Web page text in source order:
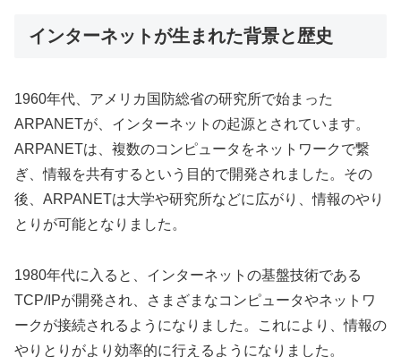
インターネットが生まれた背景と歴史
1960年代、アメリカ国防総省の研究所で始まった
ARPANETが、インターネットの起源とされています。
ARPANETは、複数のコンピュータをネットワークで繋
ぎ、情報を共有するという目的で開発されました。その
後、ARPANETは大学や研究所などに広がり、情報のやり
とりが可能となりました。
1980年代に入ると、インターネットの基盤技術である
TCP/IPが開発され、さまざまなコンピュータやネットワ
ークが接続されるようになりました。これにより、情報の
やりとりがより効率的に行えるようになりました。